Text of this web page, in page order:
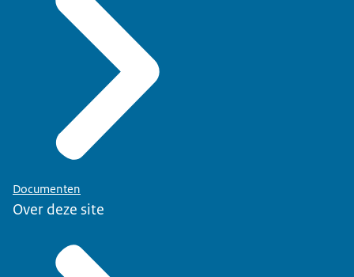
Documenten
Over deze site